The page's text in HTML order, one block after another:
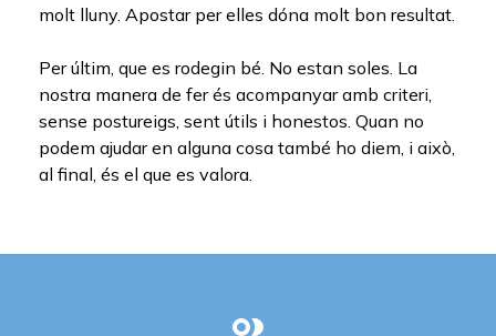
molt lluny. Apostar per elles dóna molt bon resultat.
Per últim, que es rodegin bé. No estan soles. La
nostra manera de fer és acompanyar amb criteri,
sense postureigs, sent útils i honestos. Quan no
podem ajudar en alguna cosa també ho diem, i això,
al final, és el que es valora.